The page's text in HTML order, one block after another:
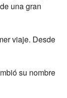
una gran
viaje. Desde
su nombre